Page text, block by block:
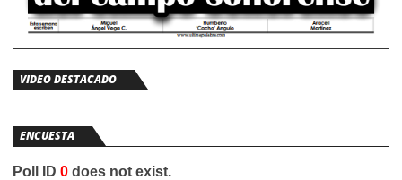
VIDEO DESTACADO
ENCUESTA
Poll ID 0 does not exist.